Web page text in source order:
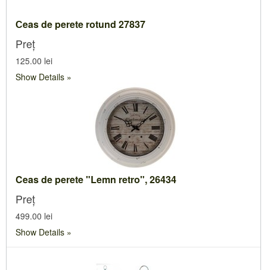
Сeas de perete rotund 27837
Preț
125.00 lei
Show Details
Ceas de perete "Lemn retro", 26434
Preț
499.00 lei
Show Details